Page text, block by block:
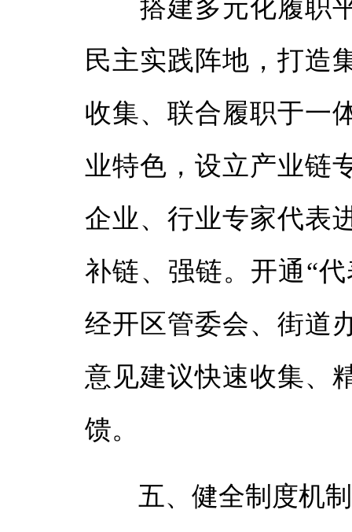
搭建多元化履职平
民主实践阵地，打造
收集、联合履职于一
业特色，设立产业链
企业、行业专家代表
补链、强链。开通“
经开区管委会、街道
意见建议快速收集、
馈。
五、健全制度机制